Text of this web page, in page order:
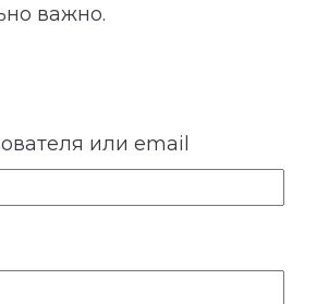
важно.
отношения
в которых ему будет
или email